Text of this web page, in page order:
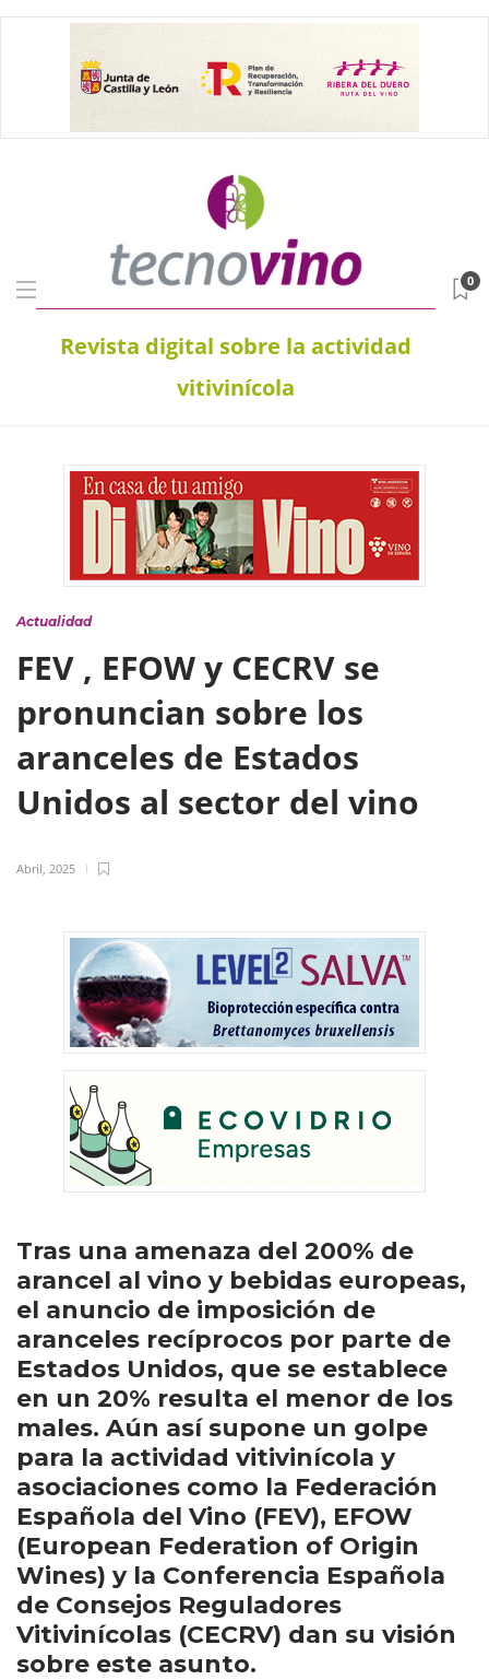
Revista digital sobre la actividad
vitivinícola
0
Actualidad
FEV , EFOW y CECRV se
pronuncian sobre los
aranceles de Estados
Unidos al sector del vino
Abril, 2025
Tras una amenaza del 200% de
arancel al vino y bebidas europeas,
el anuncio de imposición de
aranceles recíprocos por parte de
Estados Unidos, que se establece
en un 20% resulta el menor de los
males. Aún así supone un golpe
para la actividad vitivinícola y
asociaciones como la Federación
Española del Vino (FEV), EFOW
(European Federation of Origin
Wines) y la Conferencia Española
de Consejos Reguladores
Vitivinícolas (CECRV) dan su visión
sobre este asunto.